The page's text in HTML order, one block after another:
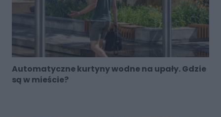
Automatyczne kurtyny wodne na upały. Gdzie
są w mieście?